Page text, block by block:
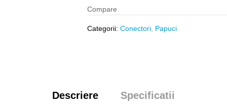
izolat
Compare
Categorii:Conectori Papuci
Descriere Specificatii